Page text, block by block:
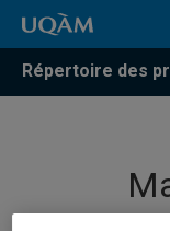
Répertoire des